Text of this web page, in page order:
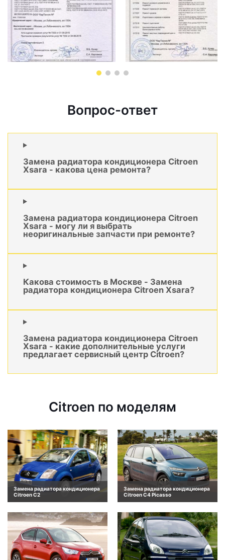
Вопрос-ответ
Замена радиатора кондиционера Citroen
Xsara - какова цена ремонта?
Замена радиатора кондиционера Citroen
Xsara - могу ли я выбрать
неоригинальные запчасти при ремонте?
Какова стоимость в Москве - Замена
радиатора кондиционера Citroen Xsara?
Замена радиатора кондиционера Citroen
Xsara - какие дополнительные услуги
предлагает сервисный центр Citroen?
Citroen по моделям
Замена радиатора кондиционера
Citroen C2
Замена радиатора кондиционера
Citroen C4 Picasso